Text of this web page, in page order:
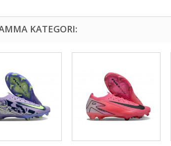
KATEGORI: